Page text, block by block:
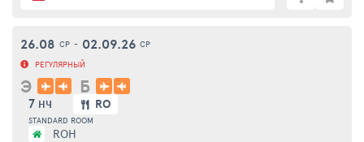
26.08 СР - 02.09.26 СР
РЕГУЛЯРНЫЙ
Э Б
7 НЧ RO
STANDARD ROOM
ROH